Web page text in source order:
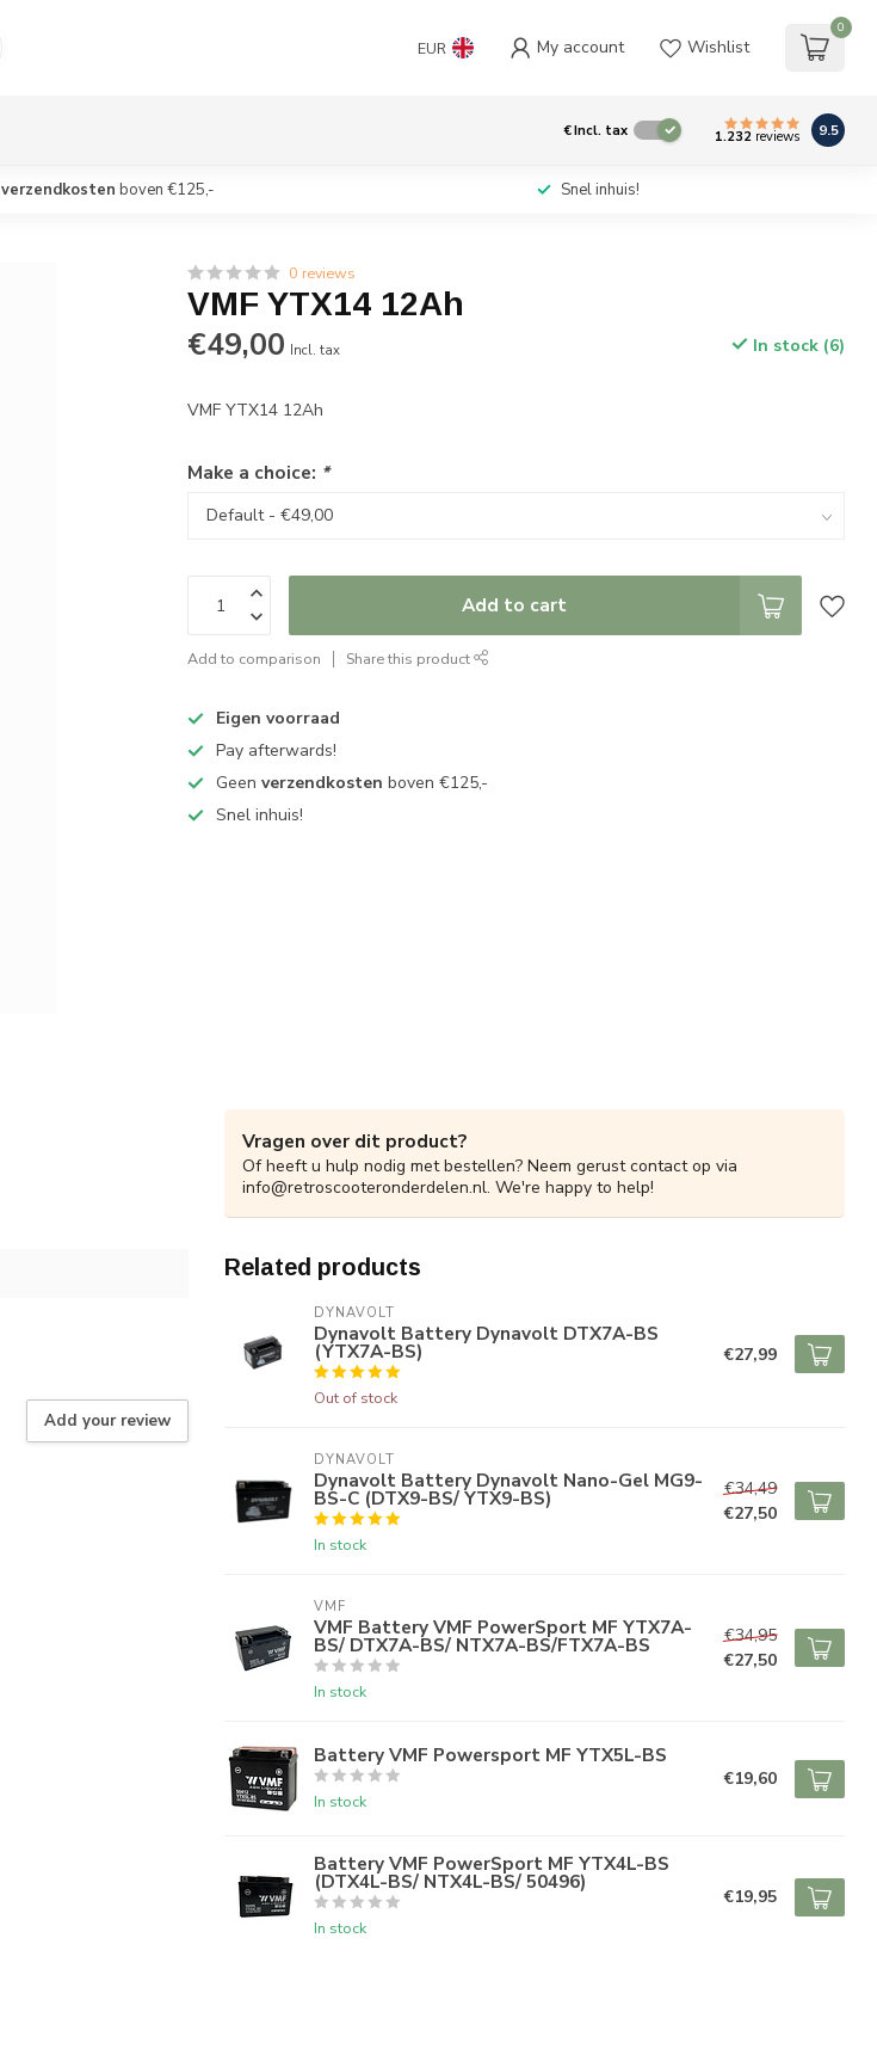
EUR My account Wishlist
0
€Incl. tax 1.232 reviews 9.5
verzendkosten boven €125,- Snel inhuis!
0 reviews
VMF YTX14 12Ah
€49,00 Incl. tax In stock (6)
VMF YTX14 12Ah
Make a choice: *
Add to cart
Add to comparison Share this product
Eigen voorraad
Pay afterwards!
Geenverzendkosten boven €125,-
Snel inhuis!
Add your review
Vragen over dit product?
Of heeft u hulp nodig met bestellen? Neem gerust contact op via
info@retroscooteronderdelen.nl. We're happy to help!
Related products
DYNAVOLT
Dynavolt Battery Dynavolt DTX7A-BS
(YTX7A-BS)
Out of stock
€27,99
DYNAVOLT
Dynavolt Battery Dynavolt Nano-Gel MG9-
BS-C (DTX9-BS/ YTX9-BS)
In stock
€34,49
€27,50
VMF
VMF Battery VMF PowerSport MF YTX7A-
BS/ DTX7A-BS/ NTX7A-BS/FTX7A-BS
In stock
€34,95
€27,50
Battery VMF Powersport MF YTX5L-BS
In stock
€19,60
Battery VMF PowerSport MF YTX4L-BS
(DTX4L-BS/ NTX4L-BS/ 50496)
In stock
€19,95